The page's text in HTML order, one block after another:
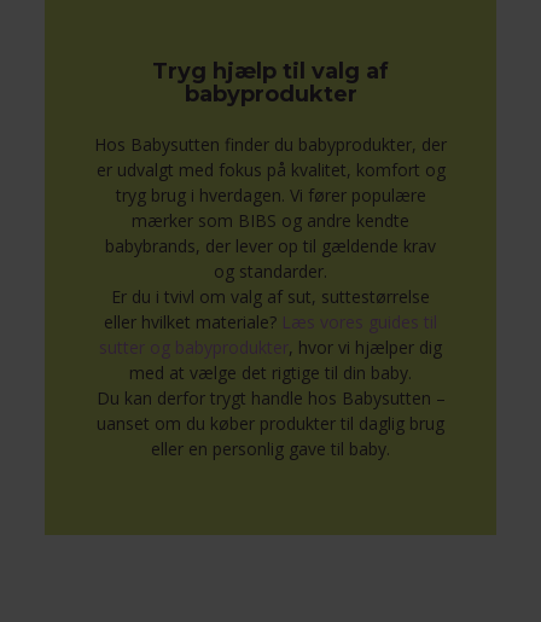
Tryg hjælp til valg af
babyprodukter
Hos Babysutten finder du babyprodukter, der
er udvalgt med fokus på kvalitet, komfort og
tryg brug i hverdagen. Vi fører populære
mærker som BIBS og andre kendte
babybrands, der lever op til gældende krav
og standarder.
Er du i tvivl om valg af sut, suttestørrelse
eller hvilket materiale? Læs vores guides til
sutter og babyprodukter, hvor vi hjælper dig
med at vælge det rigtige til din baby.
Du kan derfor trygt handle hos Babysutten –
uanset om du køber produkter til daglig brug
eller en personlig gave til baby.